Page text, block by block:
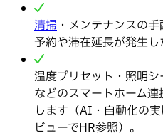
清掃 ・メンテナンスの
予約や滞在延長が発生し
温度プリセット・照明シ
などのスマートホーム
します（AI・自動化の
ビューでHR参照）。